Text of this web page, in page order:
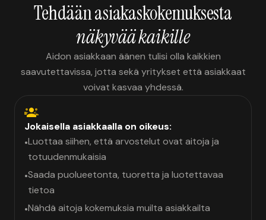
Tehdään asiakaskokemuksesta
näkyvää kaikille
Aidon asiakkaan äänen tulisi olla kaikkien
saavutettavissa, jotta sekä yritykset että asiakkaat
voivat kasvaa yhdessä.
Jokaisella asiakkaalla on oikeus:
•Luottaa siihen, että arvostelut ovat aitoja ja
totuudenmukaisia
•Saada puolueetonta, tuoretta ja luotettavaa
tietoa
•Nähdä aitoja kokemuksia muilta asiakkailta